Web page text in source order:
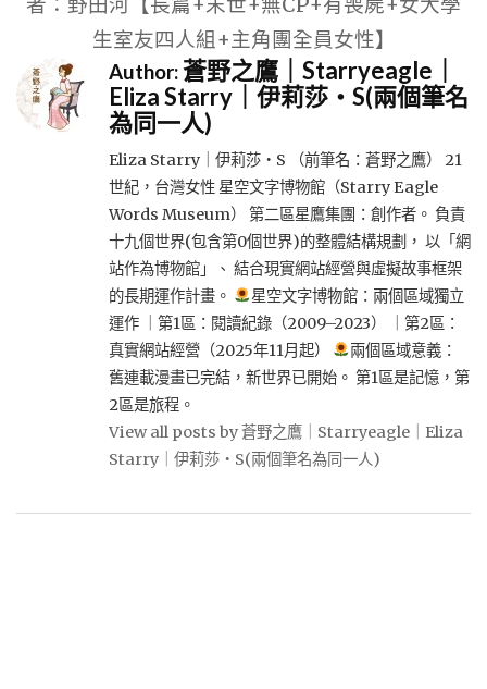
生室友四人組+主角團全員女性】
Author:蒼野之鷹｜Starryeagle｜
Eliza Starry｜伊莉莎・S(兩個筆名
為同一人)
Eliza Starry｜伊莉莎・S （前筆名：蒼野之鷹） 21
世紀，台灣女性 星空文字博物館（Starry Eagle
Words Museum） 第二區星鷹集團：創作者。 負責
十九個世界(包含第0個世界)的整體結構規劃， 以「網
站作為博物館」、 結合現實網站經營與虛擬故事框架
的長期運作計畫。
星空文字博物館：兩個區域獨立
運作 ｜第1區：閱讀紀錄（2009–2023） ｜第2區：
真實網站經營（2025年11月起）
兩個區域意義：
舊連載漫畫已完結，新世界已開始。 第1區是記憶，第
2區是旅程。
View all posts by 蒼野之鷹｜Starryeagle｜Eliza
Starry｜伊莉莎・S(兩個筆名為同一人)